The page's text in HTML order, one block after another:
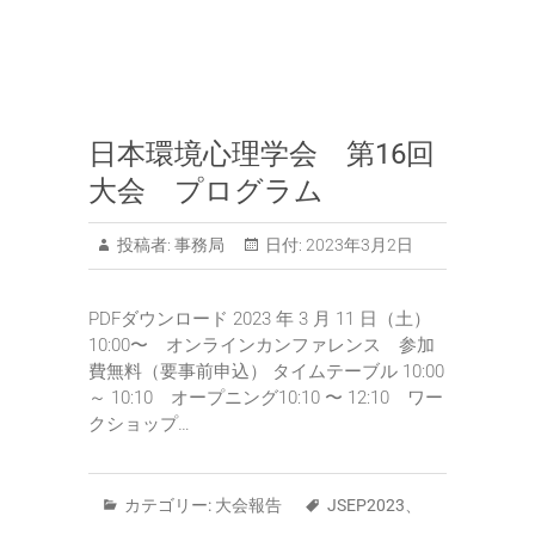
日本環境心理学会 第16回
大会 プログラム
投稿者: 事務局 日付: 2023年3月2日
PDFダウンロード 2023 年 3 月 11 日（土）
10:00〜 オンラインカンファレンス 参加
費無料（要事前申込） タイムテーブル 10:00
～ 10:10 オープニング10:10 〜 12:10 ワー
クショップ…
カテゴリー: 大会報告 JSEP2023